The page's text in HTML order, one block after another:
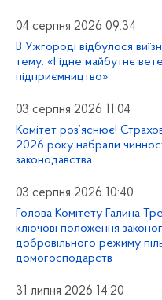
04 серпня 2026 09:34
В Ужгороді відбулося
тему: «Гідне майбутнє
підприємництво»
03 серпня 2026 11:04
Комітет роз’яснює!
2026 року набрали
законодавства
03 серпня 2026 10:40
Голова Комітету Галина
ключові положення
добровільного режиму
домогосподарств
31 липня 2026 14:20